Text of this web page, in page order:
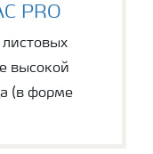
PRO
высокой
(в форме